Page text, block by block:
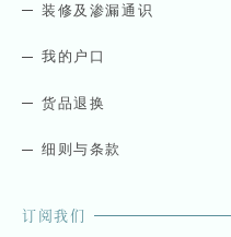
装修及渗漏通识
我的户口
货品退换
细则与条款
订阅我们